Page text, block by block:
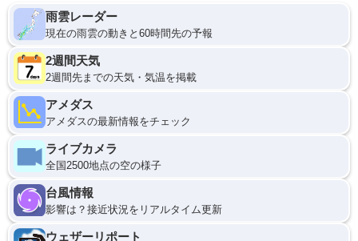
雨雲レーダー
現在の雨雲の動きと60時間先の予報
2週間天気
2週間先までの天気・気温を掲載
アメダス
アメダスの最新情報をチェック
ライブカメラ
全国2500地点の空の様子
台風情報
影響は？接近状況をリアルタイム更新
ウェザーリポート